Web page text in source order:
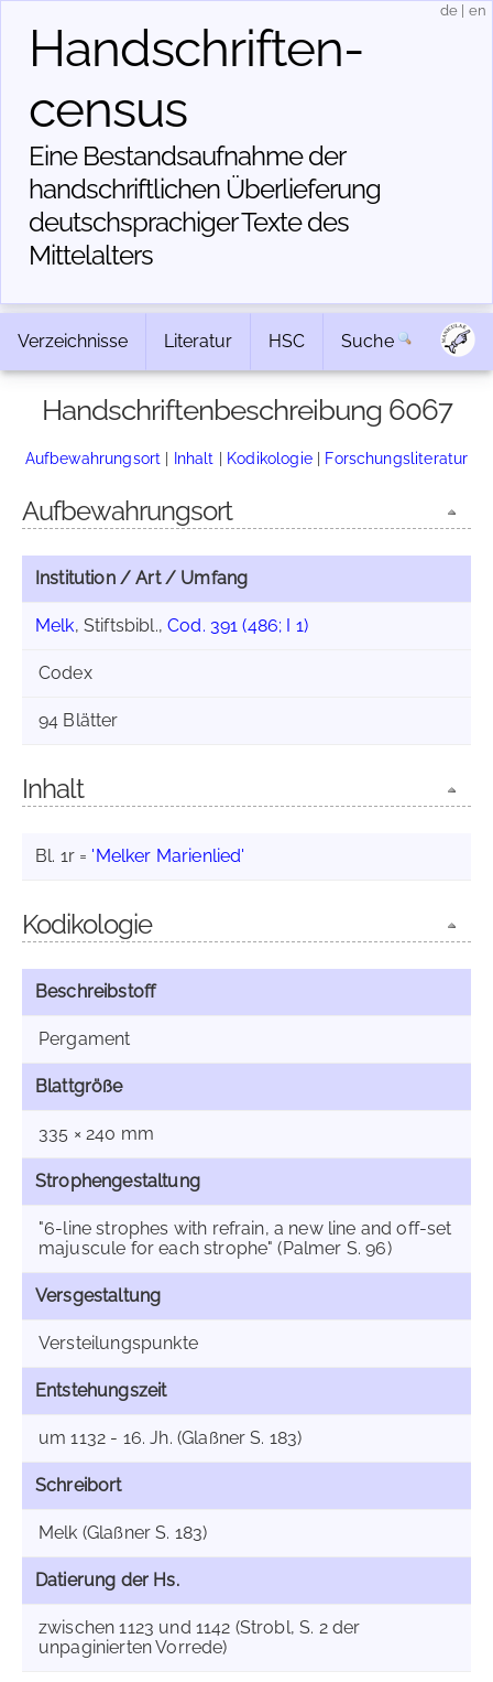
Handschriften­
census
Eine Bestandsaufnahme der
handschriftlichen Über­lieferung
deutschsprachiger Texte des
Mittelalters
de en
Verzeichnisse Literatur HSC Suche
Handschriftenbeschreibung 6067
Aufbewahrungsort | Inhalt | Kodikologie| Forschungsliteratur
Aufbewahrungsort
Institution / Art / Umfang
Melk, Stiftsbibl.,Cod. 391 (486; I 1)
Codex
94 Blätter
Inhalt
Bl. 1r = 'Melker Marienlied'
Kodikologie
Beschreibstoff
Pergament
Blattgröße
335 × 240 mm
Strophengestaltung
"6-line strophes with refrain, a new line and off-set
majuscule for each strophe" (Palmer S. 96)
Versgestaltung
Versteilungspunkte
Entstehungszeit
um 1132 - 16. Jh. (Glaßner S. 183)
Schreibort
Melk (Glaßner S. 183)
Datierung der Hs.
zwischen 1123 und 1142 (Strobl, S. 2 der
unpaginierten Vorrede)